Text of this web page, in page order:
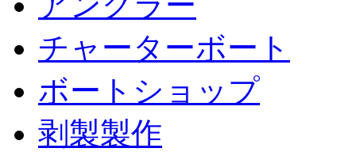
チャーターボート
ボートショップ
剥製製作